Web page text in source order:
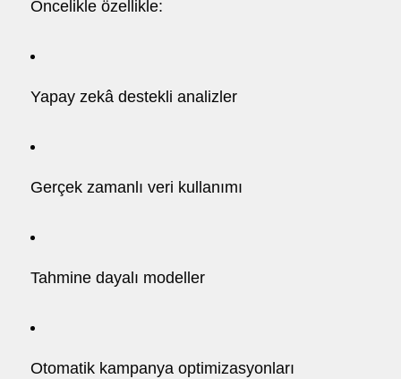
Öncelikle özellikle:
Yapay zekâ destekli analizler
Gerçek zamanlı veri kullanımı
Tahmine dayalı modeller
Otomatik kampanya optimizasyonları